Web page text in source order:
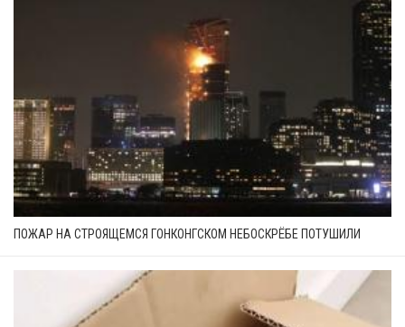
ПОЖАР НА СТРОЯЩЕМСЯ ГОНКОНГСКОМ НЕБОСКРЁБЕ ПОТУШИЛИ